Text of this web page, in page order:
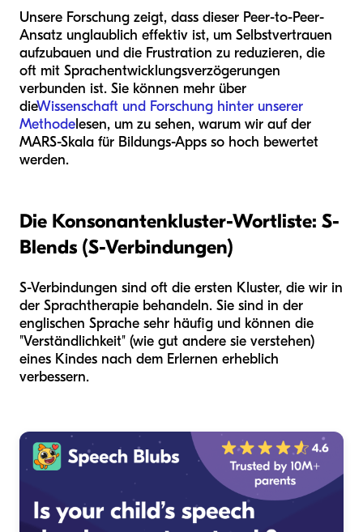
Unsere Forschung zeigt, dass dieser Peer-to-Peer-
Ansatz unglaublich effektiv ist, um Selbstvertrauen
aufzubauen und die Frustration zu reduzieren, die
oft mit Sprachentwicklungsverzögerungen
verbunden ist. Sie können mehr über
dieWissenschaft und Forschung hinter unserer
Methodelesen, um zu sehen, warum wir auf der
MARS-Skala für Bildungs-Apps so hoch bewertet
werden.
Die Konsonantenkluster-Wortliste: S-
Blends (S-Verbindungen)
S-Verbindungen sind oft die ersten Kluster, die wir in
der Sprachtherapie behandeln. Sie sind in der
englischen Sprache sehr häufig und können die
"Verständlichkeit" (wie gut andere sie verstehen)
eines Kindes nach dem Erlernen erheblich
verbessern.